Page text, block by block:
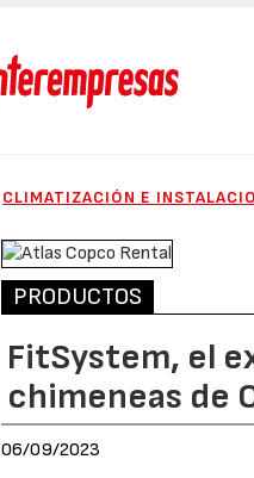
CLIMATIZACIÓN E
PRODUCTOS
FitSystem, el
chimeneas de
06/09/2023